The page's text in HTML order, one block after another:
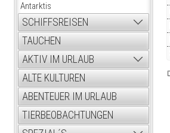
Antarktis
SCHIFFSREISEN
TAUCHEN
AKTIV IM URLAUB
ALTE KULTUREN
ABENTEUER IM URLAUB
TIERBEOBACHTUNGEN